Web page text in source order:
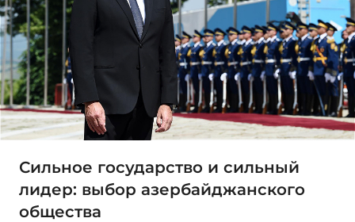
Сильное государство и сильный
лидер: выбор азербайджанского
общества